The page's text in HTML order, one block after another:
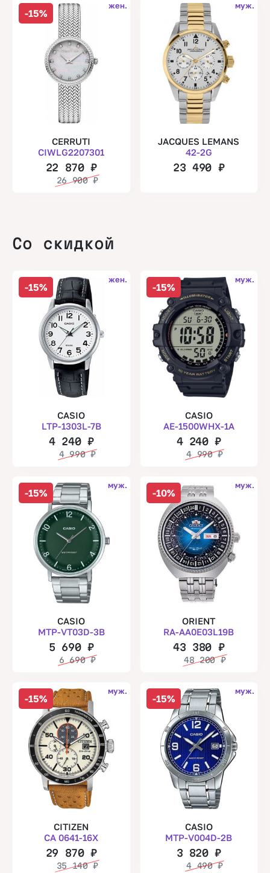
-15%
жен.
CERRUTI
CIWLG2207301
22 870₽
26 900₽
муж.
JACQUES LEMANS
42-2G
23 490 ₽
Со скидкой
-15%
жен.
CASIO
LTP-1303L-7B
4 240 ₽
4 990₽
-15%
муж.
CASIO
AE-1500WHX-1A
4 240₽
4 990₽
-15%
муж.
CASIO
MTP-VT03D-3B
5 690 ₽
6 690₽
-10%
муж.
ORIENT
RA-AA0E03L19B
43 380 ₽
48 200₽
-15%
муж.
CITIZEN
CA 0641-16X
29 870₽
35 140₽
-15%
муж.
CASIO
MTP-V004D-2B
3 820₽
4 490₽